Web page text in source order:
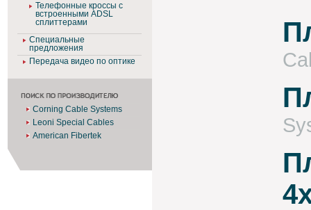
Телефонные кроссы с
встроенными ADSL
сплиттерами
Специальные
предложения
Передача видео по оптике
Corning Cable Systems
Leoni Special Cables
American Fibertek